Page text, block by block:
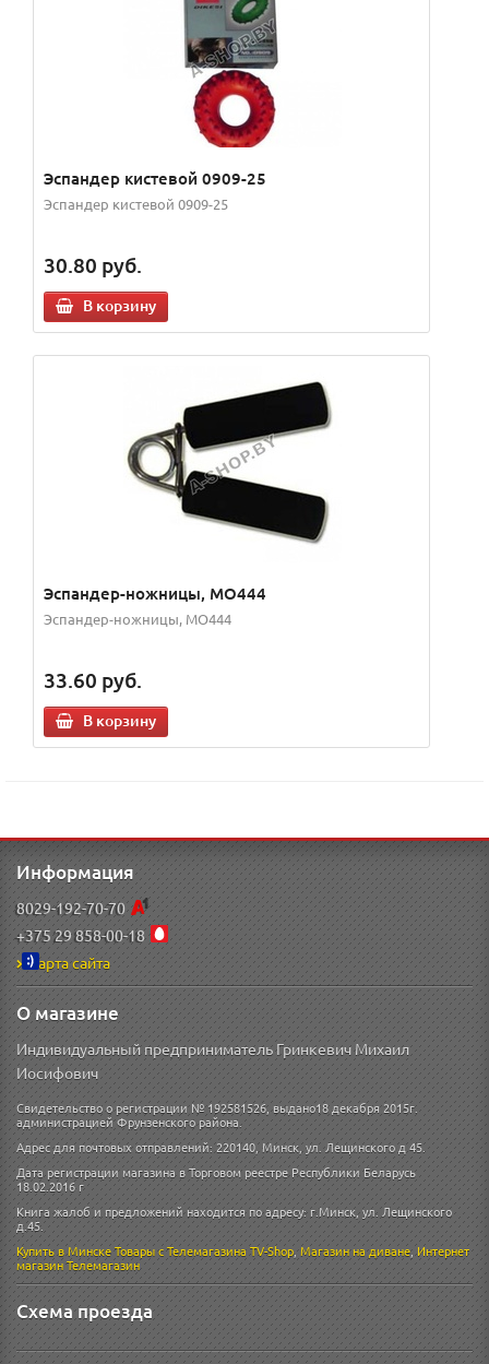
Эспандер кистевой 0909-25
Эспандер кистевой 0909-25
30.80 руб.
В корзину
Эспандер-ножницы, MO444
Эспандер-ножницы, MO444
33.60 руб.
В корзину
Информация
8029-192-70-70
+375 29 858-00-18
Карта сайта
О магазине
Индивидуальный предприниматель Гринкевич Михаил
Иосифович
Свидетельство о регистрации № 192581526, выдано18 декабря 2015г.
администрацией Фрунзенского района.
Адрес для почтовых отправлений: 220140, Минск, ул. Лещинского д 45.
Дата регистрации магазина в Торговом реестре Республики Беларусь
18.02.2016 г
Книга жалоб и предложений находится по адресу: г.Минск, ул. Лещинского
д.45.
Купить в МинскеТовары с Телемагазина TV-Shop,Магазин на диване,Интернет
магазинТелемагазин
Схема проезда